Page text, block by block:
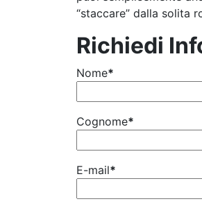
“staccare” dalla solita
Richiedi
Nome*
Cognome*
E-mail*